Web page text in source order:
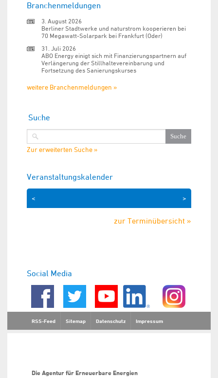
Branchenmeldungen
3. August 2026
Berliner Stadtwerke und naturstrom kooperieren bei
70 Megawatt-Solarpark bei Frankfurt (Oder)
31. Juli 2026
ABO Energy einigt sich mit Finanzierungspartnern auf
Verlängerung der Stillhaltevereinbarung und
Fortsetzung des Sanierungskurses
weitere Branchenmeldungen »
Suche
Zur erweiterten Suche »
Veranstaltungskalender
>
<
zur Terminübersicht »
Social Media
RSS-Feed Sitemap Datenschutz Impressum
Die Agentur für Erneuerbare Energien